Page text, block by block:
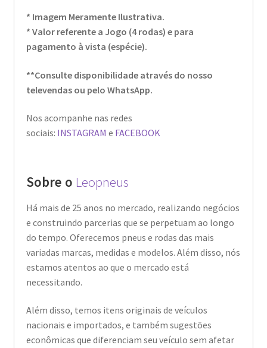
* Imagem Meramente Ilustrativa.
* Valor referente a Jogo (4 rodas) e para
pagamento à vista (espécie).
**Consulte disponibilidade através do nosso
televendas ou pelo WhatsApp.
Nos acompanhe nas redes
sociais: INSTAGRAM e FACEBOOK
Sobre o Leopneus
Há mais de 25 anos no mercado, realizando negócios
e construindo parcerias que se perpetuam ao longo
do tempo. Oferecemos pneus e rodas das mais
variadas marcas, medidas e modelos. Além disso, nós
estamos atentos ao que o mercado está
necessitando.
Além disso, temos itens originais de veículos
nacionais e importados, e também sugestões
econômicas que diferenciam seu veículo sem afetar